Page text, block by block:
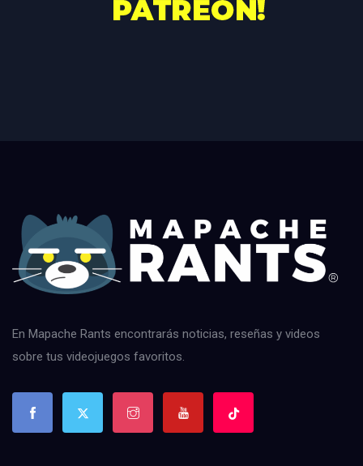
En Mapache Rants encontrarás noticias, reseñas y videos
sobre tus videojuegos favoritos.